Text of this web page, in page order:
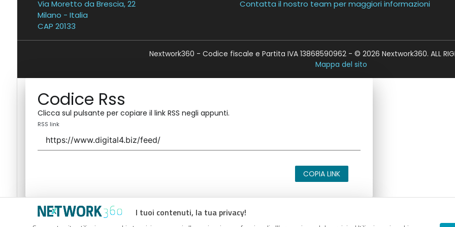
I tuoi contenuti, la tua privacy!
Via Moretto da Brescia, 22
Milano - Italia
CAP 20133
Contatta il nostro team per maggiori informazioni
Nextwork360 - Codice fiscale e Partita IVA 13868590962 - © 2026 Nextwork360. ALL
Mappa del sito
Codice Rss
Clicca sul pulsante per copiare il link RSS negli appunti.
RSS link
COPIA LINK
Codice Rss